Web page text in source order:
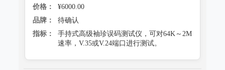
价格：
¥6000.00
品牌：
待确认
指标：
手持式高级袖珍误码测试仪，可对64K～2M
速率，V.35或V.24端口进行测试。